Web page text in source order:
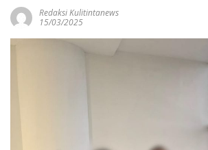
Redaksi Kulitintanews
15/03/2025